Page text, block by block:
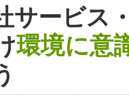
サービス
環境に意